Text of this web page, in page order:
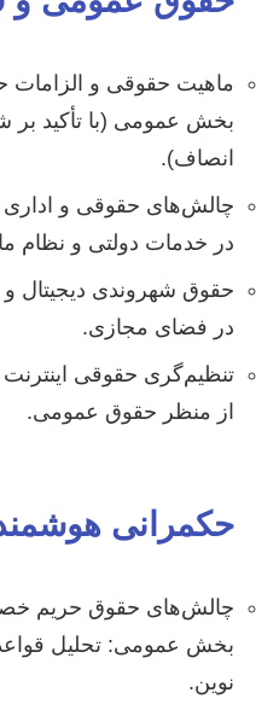
ماهیت حقوقی و
بخش عمومی (با تأکید بر
انصاف).
چالش‌های حقوقی و اداری
در خدمات دولتی و نظام
حقوق شهروندی دیجیتال
در فضای مجازی.
از منظر حقوق عمومی.
حکمرانی
چالش‌های حقوق حریم
بخش عمومی: تحلیل قواعد
نوین.